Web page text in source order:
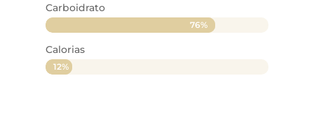
Carboidrato
76%
76%
Calorias
12%
12%